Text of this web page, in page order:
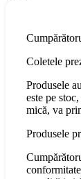
Coletele
Produsele
este pe
mică, va
Produsele